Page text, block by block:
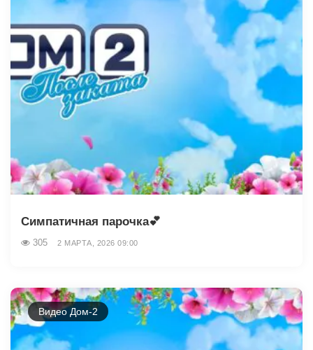
Симпатичная парочка💕
305 2 МАРТА, 2026 09:00
Видео Дом-2